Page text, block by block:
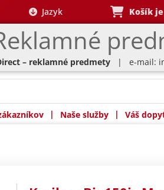
Jazyk Košík
– reklamné predmety | e-mail:
| Naše služby | Váš